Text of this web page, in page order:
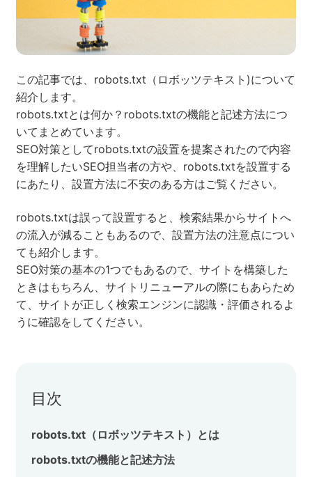
ネット市場調査データ
SEO ホワイトペーパー
CRM
実績・事例
セミナー
この記事では、robots.txt（ロボッツテキスト)について
紹介します。
robots.txtとは何か？robots.txtの機能と記述方法につ
いてまとめています。
SEO対策としてrobots.txtの設置を提案されたので内容
を理解したいSEO担当者の方や、robots.txtを設置する
にあたり、設置方法に不安のある方はご覧ください。
robots.txtは誤って設置すると、検索結果からサイトへ
の流入が減ることもあるので、設置方法の注意点につい
ても紹介します。
SEO対策の基本の1つでもあるので、サイトを構築した
ときはもちろん、サイトリニューアルの際にもあらため
て、サイトが正しく検索エンジンに認識・評価されるよ
うに確認をしてください。
目次
robots.txt（ロボッツテキスト）とは
robots.txtの機能と記述方法